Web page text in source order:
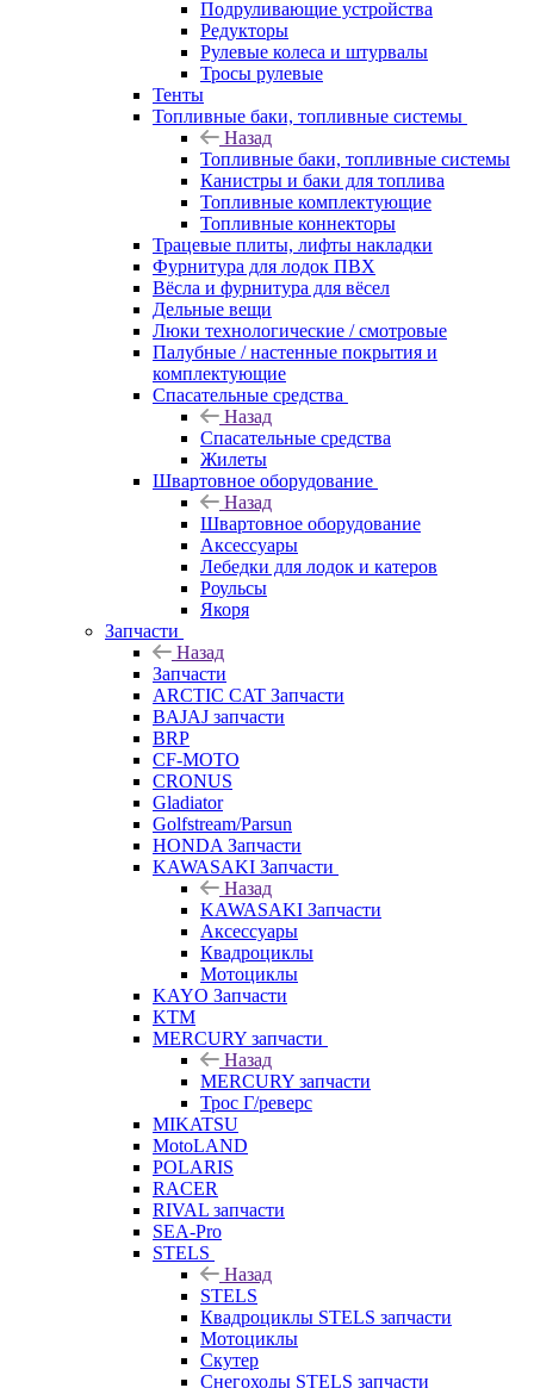
Подруливающие устройства
Редукторы
Рулевые колеса и штурвалы
Тросы рулевые
Тенты
Топливные баки, топливные системы
Назад
Топливные баки, топливные системы
Канистры и баки для топлива
Топливные комплектующие
Топливные коннекторы
Трацевые плиты, лифты накладки
Фурнитура для лодок ПВХ
Вёсла и фурнитура для вёсел
Дельные вещи
Люки технологические / смотровые
Палубные / настенные покрытия и
комплектующие
Спасательные средства
Назад
Спасательные средства
Жилеты
Швартовное оборудование
Назад
Швартовное оборудование
Аксессуары
Лебедки для лодок и катеров
Роульсы
Якоря
Запчасти
Назад
Запчасти
ARCTIC CAT Запчасти
BAJAJ запчасти
BRP
CF-MOTO
CRONUS
Gladiator
Golfstream/Parsun
HONDA Запчасти
KAWASAKI Запчасти
Назад
KAWASAKI Запчасти
Аксессуары
Квадроциклы
Мотоциклы
KAYO Запчасти
KTM
MERCURY запчасти
Назад
MERCURY запчасти
Трос Г/реверс
MIKATSU
MotoLAND
POLARIS
RACER
RIVAL запчасти
SEA-Pro
STELS
Назад
STELS
Квадроциклы STELS запчасти
Мотоциклы
Скутер
Снегоходы STELS запчасти